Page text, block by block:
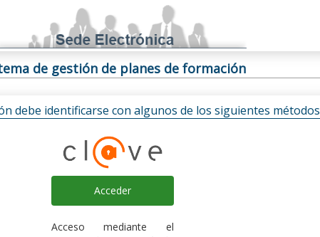
de gestión de planes de formación
debe identificarse con algunos de los siguientes métodos
Acceder
Acceso mediante el